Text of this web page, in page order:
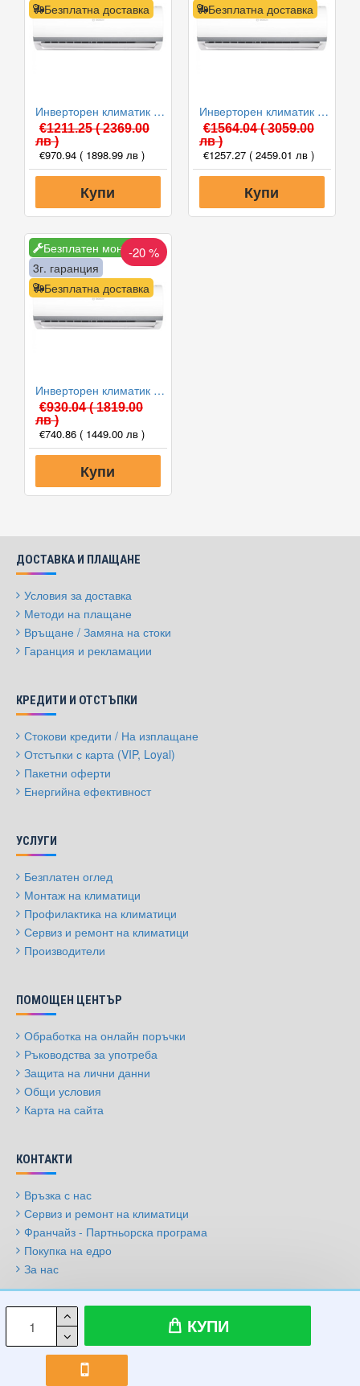
КУПИ
Безплатна доставка
Инверторен климатик Bosch CL2000U W 53 E/CL2000 53 E Climate 2000, 18000 BTU, Клас A++
€1211.25( 2369.00
лв )
€970.94 ( 1898.99 лв )
Купи
Безплатна доставка
Инверторен климатик Bosch CL2000U W 70 E/CL2000 70 E Climate 2000, 24000 BTU, Клас A++
€1564.04( 3059.00
лв )
€1257.27 ( 2459.01 лв )
Купи
Безплатен монтаж
Безплатна доставка
3г. гаранция
-20 %
Инверторен климатик Bosch CL2000U W 35 E/CL2000 35 E Climate 2000, 12000 BTU, Клас A++
€930.04( 1819.00
лв )
€740.86 ( 1449.00 лв )
Купи
ДОСТАВКА И ПЛАЩАНЕ
Условия за доставка
Методи на плащане
Връщане / Замяна на стоки
Гаранция и рекламации
КРЕДИТИ И ОТСТЪПКИ
Стокови кредити / На изплащане
Отстъпки с карта (VIP, Loyal)
Пакетни оферти
Енергийна ефективност
УСЛУГИ
Безплатен оглед
Монтаж на климатици
Профилактика на климатици
Сервиз и ремонт на климатици
Производители
ПОМОЩЕН ЦЕНТЪР
Обработка на онлайн поръчки
Ръководства за употреба
Защита на лични данни
Общи условия
Карта на сайта
КОНТАКТИ
Връзка с нас
Сервиз и ремонт на климатици
Франчайз - Партньорска програма
Покупка на едро
За нас
© 2009-2026, Климатици.бг, Всички права запазени